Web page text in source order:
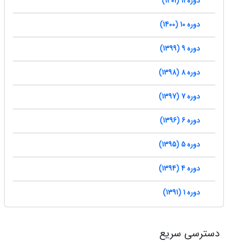
دوره 10 (1400)
دوره 9 (1399)
دوره 8 (1398)
دوره 7 (1397)
دوره 6 (1396)
دوره 5 (1395)
دوره 4 (1394)
دوره 1 (1391)
دسترسی سریع